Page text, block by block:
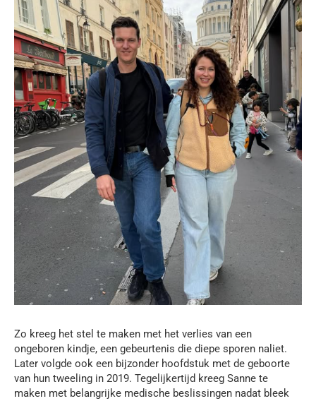
Zo kreeg het stel te maken met het verlies van een
ongeboren kindje, een gebeurtenis die diepe sporen naliet.
Later volgde ook een bijzonder hoofdstuk met de geboorte
van hun tweeling in 2019. Tegelijkertijd kreeg Sanne te
maken met belangrijke medische beslissingen nadat bleek